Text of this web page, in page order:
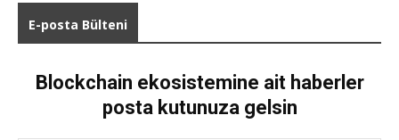
E-posta Bülteni
Blockchain ekosistemine ait haberler
posta kutunuza gelsin